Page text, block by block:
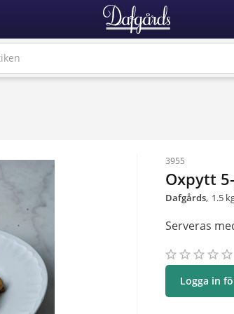
3955
Oxpytt
Dafgårds 1.5
Serveras
star_border star_border star_border star_border star_border
star star star star star
Logga in